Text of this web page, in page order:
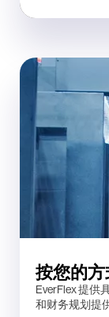
按您的
EverFlex 提供
和财务规划提